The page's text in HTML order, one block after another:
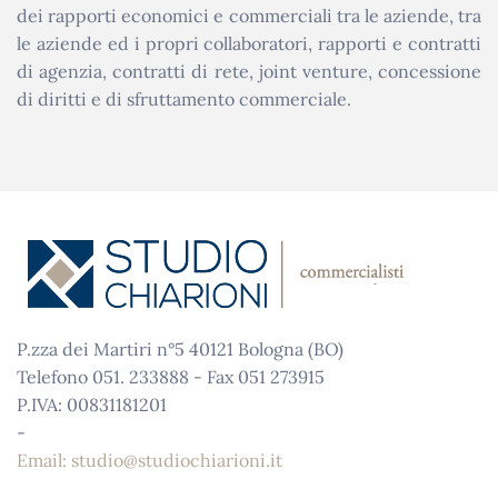
dei rapporti economici e commerciali tra le aziende, tra
le aziende ed i propri collaboratori, rapporti e contratti
di agenzia, contratti di rete, joint venture, concessione
di diritti e di sfruttamento commerciale.
P.zza dei Martiri n°5 40121 Bologna (BO)
Telefono 051. 233888 - Fax 051 273915
P.IVA: 00831181201
-
Email: studio@studiochiarioni.it